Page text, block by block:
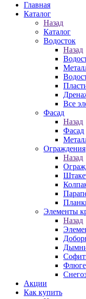
Главная
Каталог
Назад
Каталог
Водосток
Назад
Все
Фасад
Назад
Фасад
Ограждения
Назад
Элементы
Назад
Акции
Как купить